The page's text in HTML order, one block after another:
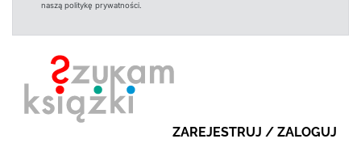
naszą politykę prywatności.
ZAREJESTRUJ / ZALOGUJ